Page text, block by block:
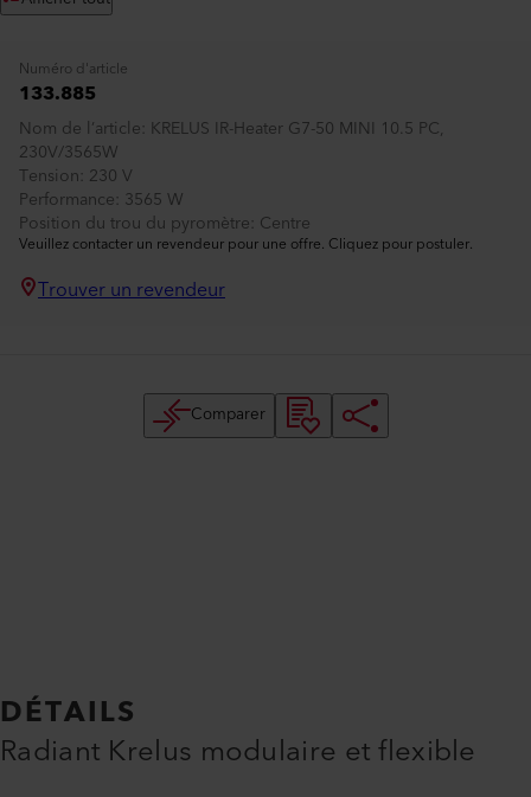
Numéro d'article
133.885
Nom de l’article KRELUS IR-Heater G7-50 MINI 10.5 PC,
230V/3565W
Tension 230 V
Performance 3565 W
Position du trou du pyromètre Centre
Veuillez contacter un revendeur pour une offre. Cliquez pour postuler.
Trouver un revendeur
Comparer
DÉTAILS
Radiant Krelus modulaire et flexible